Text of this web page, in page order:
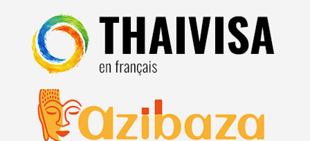
contenu